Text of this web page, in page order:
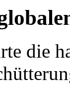
die